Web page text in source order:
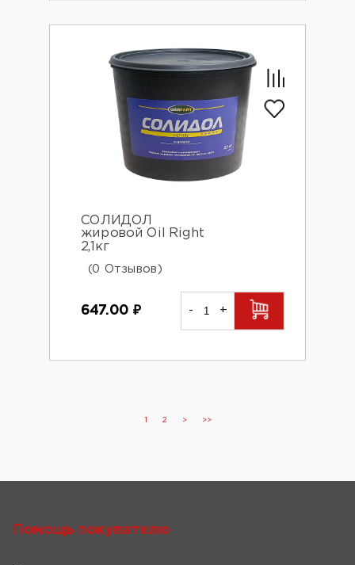
СОЛИДОЛ
жировой Oil Right
2,1кг
(0 Отзывов)
647.00 ₽ - +
2 > >>
Помощь покупателю